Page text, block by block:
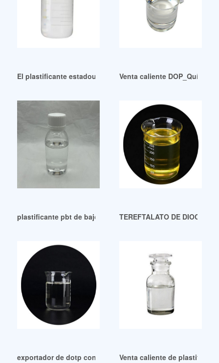
El plastificante estadounidense DOTP de bajo precio baja
Venta caliente DOP_Química
plastificante pbt de bajo precio plastificante pbt
TEREFTALATO DE
exportador de dotp condensatietemperatuur Argentina
Venta caliente de